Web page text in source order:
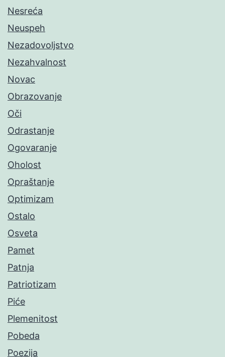
Nesreća
Neuspeh
Nezadovoljstvo
Nezahvalnost
Novac
Obrazovanje
Oči
Odrastanje
Ogovaranje
Oholost
Opraštanje
Optimizam
Ostalo
Osveta
Pamet
Patnja
Patriotizam
Piće
Plemenitost
Pobeda
Poezija